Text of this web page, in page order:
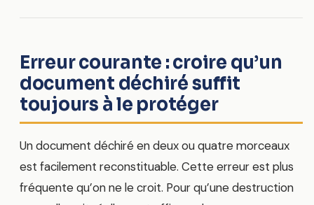
Erreur courante : croire qu’un
document déchiré suffit
toujours à le protéger
Un document déchiré en deux ou quatre morceaux
est facilement reconstituable. Cette erreur est plus
fréquente qu’on ne le croit. Pour qu’une destruction